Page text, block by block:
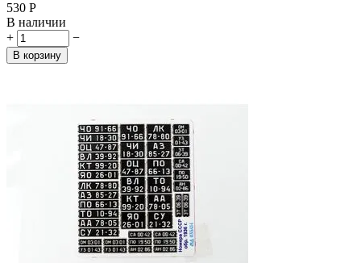
‍530‍ Р
В наличии
+
−
В корзину